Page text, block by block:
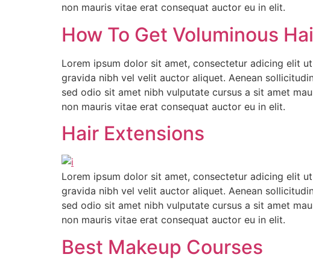
non mauris vitae erat consequat auctor eu in elit.
How To Get Voluminous
Lorem ipsum dolor sit amet, consectetur adicing elit
gravida nibh vel velit auctor aliquet. Aenean
sed odio sit amet nibh vulputate cursus a sit amet
non mauris vitae erat consequat auctor eu in elit.
Hair Extensions
Lorem ipsum dolor sit amet, consectetur adicing elit
gravida nibh vel velit auctor aliquet. Aenean
sed odio sit amet nibh vulputate cursus a sit amet
non mauris vitae erat consequat auctor eu in elit.
Best Makeup Courses